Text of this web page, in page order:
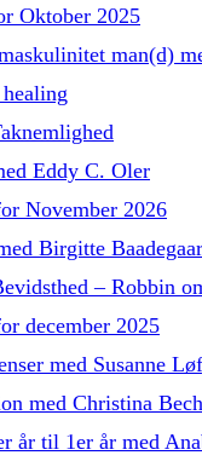
Oktober 2025
man(d)
Eddy C. Oler
November 2026
Birgitte
– Robbin
december 2025
med Susanne
med Christina Bech
år til 1er år med